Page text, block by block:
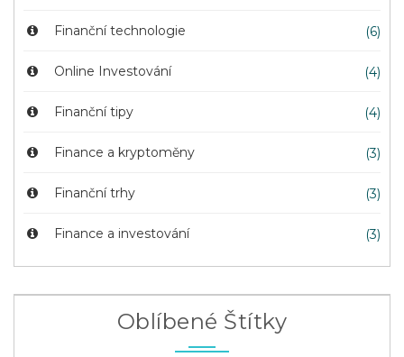
Finanční technologie (6)
Online Investování (4)
Finanční tipy (4)
Finance a kryptoměny (3)
Finanční trhy (3)
Finance a investování (3)
Oblíbené Štítky